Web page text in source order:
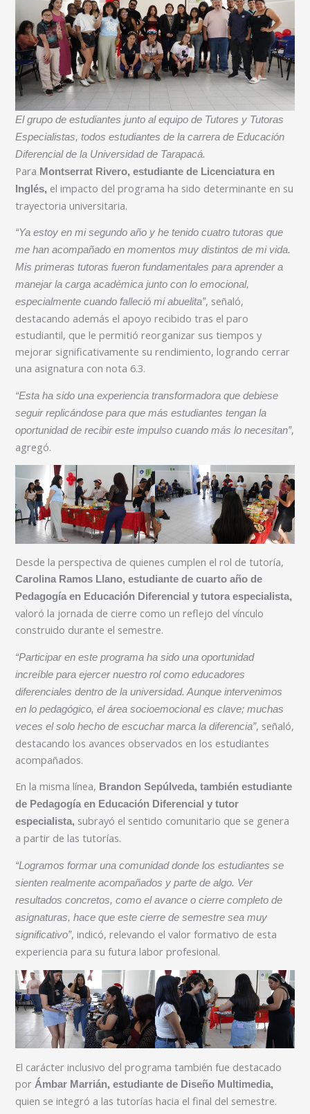
El grupo de estudiantes junto al equipo de Tutores y Tutoras
Especialistas, todos estudiantes de la carrera de Educación
Diferencial de la Universidad de Tarapacá.
Para Montserrat Rivero, estudiante de Licenciatura en
Inglés, el impacto del programa ha sido determinante en su
trayectoria universitaria.
“Ya estoy en mi segundo año y he tenido cuatro tutoras que
me han acompañado en momentos muy distintos de mi vida.
Mis primeras tutoras fueron fundamentales para aprender a
manejar la carga académica junto con lo emocional,
especialmente cuando falleció mi abuelita”, señaló,
destacando además el apoyo recibido tras el paro
estudiantil, que le permitió reorganizar sus tiempos y
mejorar significativamente su rendimiento, logrando cerrar
una asignatura con nota 6.3.
“Esta ha sido una experiencia transformadora que debiese
seguir replicándose para que más estudiantes tengan la
oportunidad de recibir este impulso cuando más lo necesitan”,
agregó.
Desde la perspectiva de quienes cumplen el rol de tutoría,
Carolina Ramos Llano, estudiante de cuarto año de
Pedagogía en Educación Diferencial y tutora especialista,
valoró la jornada de cierre como un reflejo del vínculo
construido durante el semestre.
“Participar en este programa ha sido una oportunidad
increíble para ejercer nuestro rol como educadores
diferenciales dentro de la universidad. Aunque intervenimos
en lo pedagógico, el área socioemocional es clave; muchas
veces el solo hecho de escuchar marca la diferencia”, señaló,
destacando los avances observados en los estudiantes
acompañados.
En la misma línea, Brandon Sepúlveda, también estudiante
de Pedagogía en Educación Diferencial y tutor
especialista, subrayó el sentido comunitario que se genera
a partir de las tutorías.
“Logramos formar una comunidad donde los estudiantes se
sienten realmente acompañados y parte de algo. Ver
resultados concretos, como el avance o cierre completo de
asignaturas, hace que este cierre de semestre sea muy
significativo”, indicó, relevando el valor formativo de esta
experiencia para su futura labor profesional.
El carácter inclusivo del programa también fue destacado
por Ámbar Marrián, estudiante de Diseño Multimedia,
quien se integró a las tutorías hacia el final del semestre.